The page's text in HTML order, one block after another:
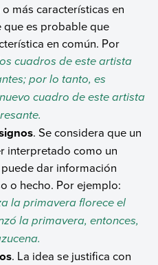
más características en
que es probable que
en común. Por
cuadros de este artista
por lo tanto, es
cuadro de este artista
. Se considera que un
interpretado como un
dar información
o hecho. Por ejemplo:
la primavera florece el
la primavera, entonces,
. La idea se justifica con